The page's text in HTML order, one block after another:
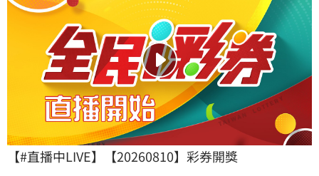
【#直播中LIVE】【20260810】彩券開獎